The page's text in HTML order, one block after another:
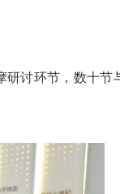
讨环节，数十节